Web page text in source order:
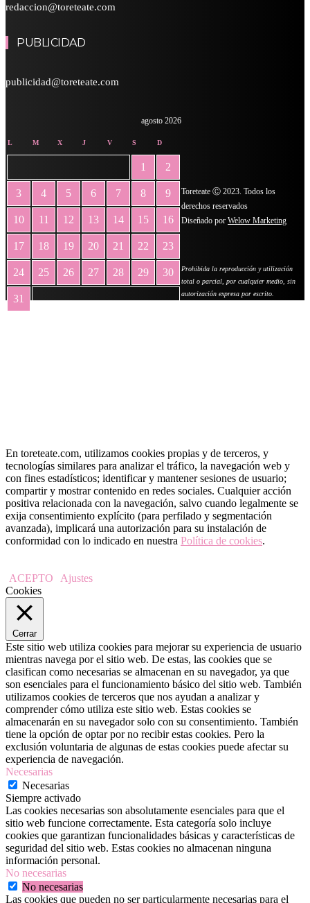
redaccion@toreteate.com
PUBLICIDAD
publicidad@toreteate.com
agosto 2026
L M X J V S D
1 2
3 4 5 6 7 8 9
10 11 12 13 14 15 16
17 18 19 20 21 22 23
24 25 26 27 28 29 30
31
Toreteate Ⓒ 2023. Todos los
derechos reservados
Diseñado por Welow Marketing
Prohibida la reproducción y utilización
total o parcial, por cualquier medio, sin
autorización expresa por escrito.
En toreteate.com, utilizamos cookies propias y de terceros, y
tecnologías similares para analizar el tráfico, la navegación web y
con fines estadísticos; identificar y mantener sesiones de usuario;
compartir y mostrar contenido en redes sociales. Cualquier acción
positiva relacionada con la navegación, salvo cuando legalmente se
exija consentimiento explícito (para perfilado y segmentación
avanzada), implicará una autorización para su instalación de
conformidad con lo indicado en nuestra Política de cookies.
ACEPTO
Ajustes
Cookies
Cerrar
Este sitio web utiliza cookies para mejorar su experiencia de usuario
mientras navega por el sitio web. De estas, las cookies que se
clasifican como necesarias se almacenan en su navegador, ya que
son esenciales para el funcionamiento básico del sitio web. También
utilizamos cookies de terceros que nos ayudan a analizar y
comprender cómo utiliza este sitio web. Estas cookies se
almacenarán en su navegador solo con su consentimiento. También
tiene la opción de optar por no recibir estas cookies. Pero la
exclusión voluntaria de algunas de estas cookies puede afectar su
experiencia de navegación.
Necesarias
Necesarias
Siempre activado
Las cookies necesarias son absolutamente esenciales para que el
sitio web funcione correctamente. Esta categoría solo incluye
cookies que garantizan funcionalidades básicas y características de
seguridad del sitio web. Estas cookies no almacenan ninguna
información personal.
No necesarias
No necesarias
Las cookies que pueden no ser particularmente necesarias para el